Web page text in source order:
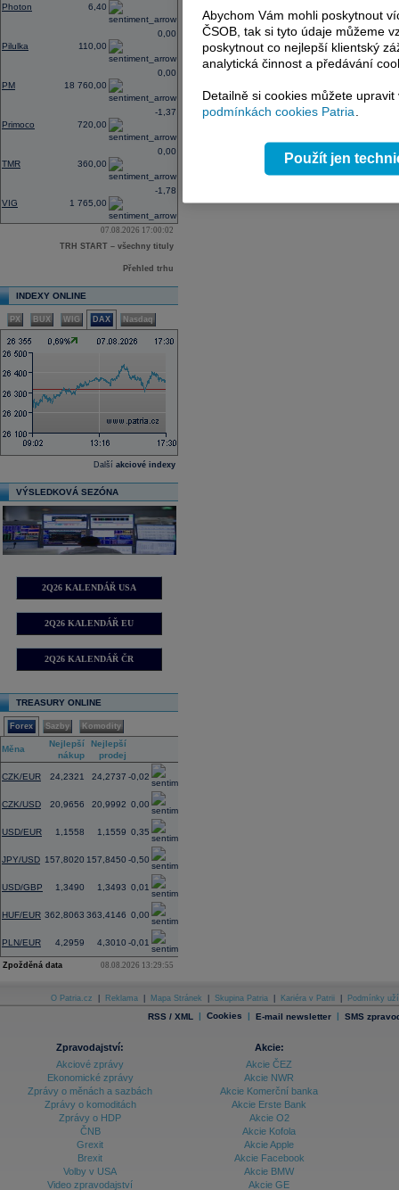
Photon 6,40
Pilulka 110,00
0,00
PM 18 760,00
0,00
Primoco 720,00
-1,37
TMR 360,00
0,00
VIG 1 765,00
-1,78
07.08.2026 17:00:02
TRH START – všechny tituly
Přehled trhu
INDEXY ONLINE
PX BUX WIG DAX Nasdaq
Další akciové indexy
VÝSLEDKOVÁ SEZÓNA
2Q26 KALENDÁŘ USA
2Q26 KALENDÁŘ EU
2Q26 KALENDÁŘ ČR
TREASURY ONLINE
Forex Sazby Komodity
Měna
Nejlepší
nákup
Nejlepší
prodej
CZK/EUR 24,2321 24,2737 -0,02
CZK/USD 20,9656 20,9992 0,00
USD/EUR 1,1558 1,1559 0,35
JPY/USD 157,8020 157,8450 -0,50
USD/GBP 1,3490 1,3493 0,01
HUF/EUR 362,8063 363,4146 0,00
PLN/EUR 4,2959 4,3010 -0,01
Zpožděná data 08.08.2026 13:29:55
O Patria.cz Reklama Mapa Stránek Skupina Patria Kariéra v Patrii Podmínky
RSS / XML | Cookies | E-mail newsletter | SMS
Zpravodajství:
Akciové zprávy
Ekonomické zprávy
Zprávy o měnách a sazbách
Zprávy o komoditách
Zprávy o HDP
ČNB
Grexit
Brexit
Volby v USA
Video zpravodajství
Akcie:
Akcie ČEZ
Akcie NWR
Akcie Komerční banka
Akcie Erste Bank
Akcie O2
Akcie Kofola
Akcie Apple
Akcie Facebook
Akcie BMW
Akcie GE
Abychom Vám mohli poskytnout
ČSOB, tak si tyto údaje můžeme
poskytnout co nejlepší klientský
analytická činnost a předávání
Detailně si cookies můžete
podmínkách cookies Patria
Použít jen